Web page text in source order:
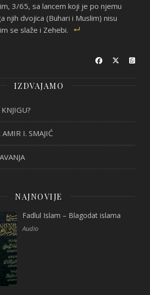
3/65, sa lancem koji je po njemu
njih dvojica (Buhari i Muslim) nisu
se slaže i Zehebi.
IZDVAJAMO
I. SMAJIĆ
NAJNOVIJE
Fadlul Islam – Blagodat islama
Audio